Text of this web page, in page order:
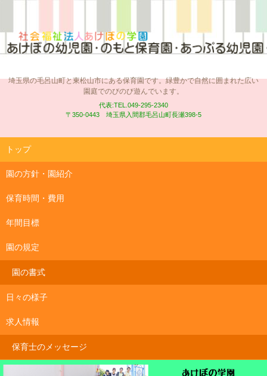
埼玉県の毛呂山町と東松山市にある保育園です。緑豊かで自然に囲まれた広い
園庭でのびのび遊んでいます。
代表:TEL.049-295-2340
〒350-0443 埼玉県入間郡毛呂山町長瀬398-5
コ
ン
テ
ツ
ス
ッ
プ
トップ
園の方針・園紹介
保育時間・費用
年間目標
園の規定
園の書式
日々の様子
求人情報
保育士のメッセージ